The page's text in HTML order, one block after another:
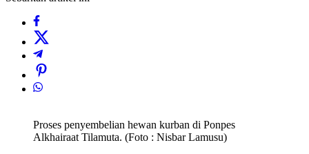
Proses penyembelian hewan kurban di Ponpes
Alkhairaat Tilamuta. (Foto : Nisbar Lamusu)